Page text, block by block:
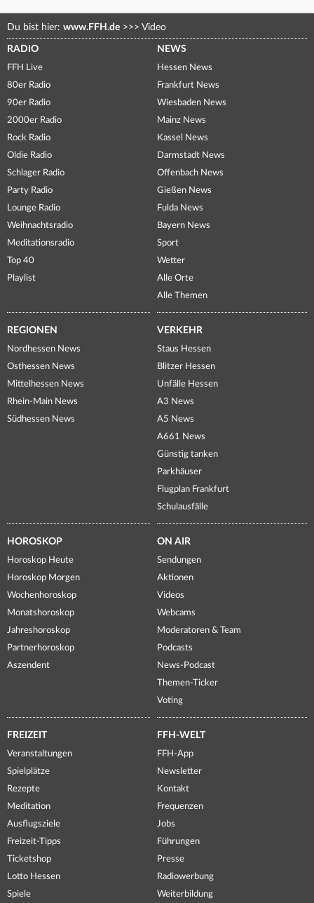
Du bist hier: www.FFH.de >>> Video
RADIO
FFH Live
80er Radio
90er Radio
2000er Radio
Rock Radio
Oldie Radio
Schlager Radio
Party Radio
Lounge Radio
Weihnachtsradio
Meditationsradio
Top 40
Playlist
NEWS
Hessen News
Frankfurt News
Wiesbaden News
Mainz News
Kassel News
Darmstadt News
Offenbach News
Gießen News
Fulda News
Bayern News
Sport
Wetter
Alle Orte
Alle Themen
REGIONEN
Nordhessen News
Osthessen News
Mittelhessen News
Rhein-Main News
Südhessen News
VERKEHR
Staus Hessen
Blitzer Hessen
Unfälle Hessen
A3 News
A5 News
A661 News
Günstig tanken
Parkhäuser
Flugplan Frankfurt
Schulausfälle
HOROSKOP
Horoskop Heute
Horoskop Morgen
Wochenhoroskop
Monatshoroskop
Jahreshoroskop
Partnerhoroskop
Aszendent
ON AIR
Sendungen
Aktionen
Videos
Webcams
Moderatoren & Team
Podcasts
News-Podcast
Themen-Ticker
Voting
FREIZEIT
Veranstaltungen
Spielplätze
Rezepte
Meditation
Ausflugsziele
Freizeit-Tipps
Ticketshop
Lotto Hessen
Spiele
FFH-WELT
FFH-App
Newsletter
Kontakt
Frequenzen
Jobs
Führungen
Presse
Radiowerbung
Weiterbildung